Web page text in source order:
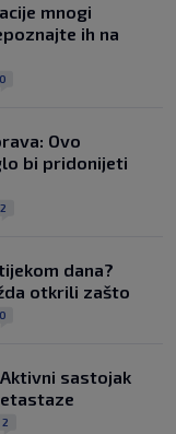
mnogi
ih na
0
Ovo
bi pridonijeti
2
dana?
otkrili zašto
0
sastojak
2